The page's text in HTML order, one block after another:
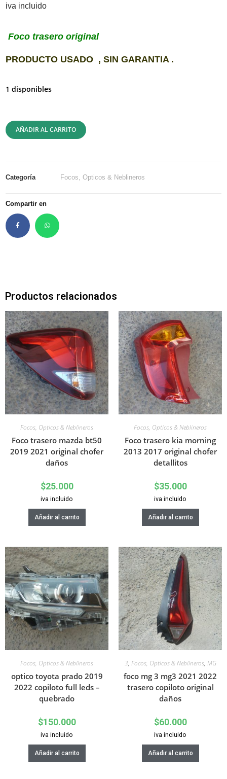
iva incluido
Foco trasero original
PRODUCTO USADO , SIN GARANTIA .
1 disponibles
AÑADIR AL CARRITO
Categoría Focos, Opticos & Neblineros
Compartir en
Productos relacionados
Focos, Opticos & Neblineros
Foco trasero mazda bt50
2019 2021 original chofer
daños
$25.000
iva incluido
Añadir al carrito
Focos, Opticos & Neblineros
Foco trasero kia morning
2013 2017 original chofer
detallitos
$35.000
iva incluido
Añadir al carrito
Focos, Opticos & Neblineros
optico toyota prado 2019
2022 copiloto full leds –
quebrado
$150.000
iva incluido
Añadir al carrito
3, Focos, Opticos & Neblineros, MG
foco mg 3 mg3 2021 2022
trasero copiloto original
daños
$60.000
iva incluido
Añadir al carrito